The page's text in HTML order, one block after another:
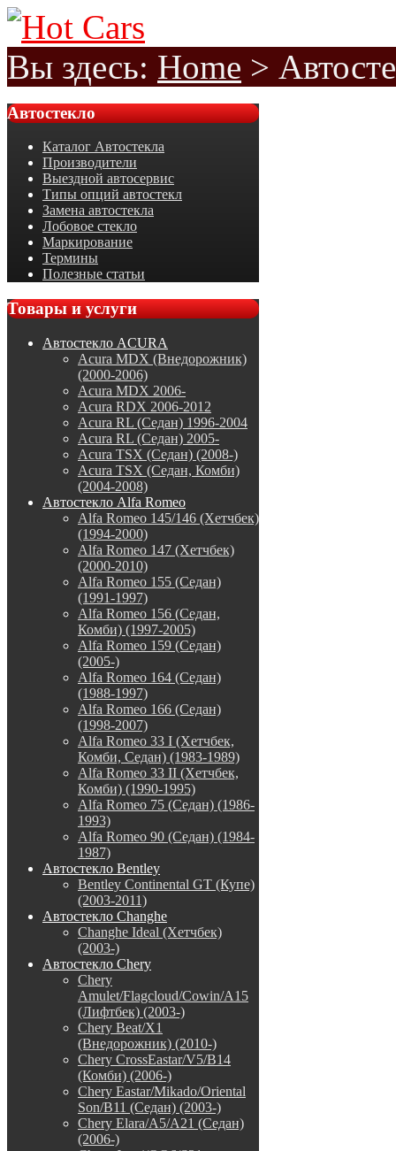
Вы здесь: Home >
Автостекло
Каталог Автостекла
Производители
Выездной автосервис
Типы опций автостекл
Замена автостекла
Лобовое стекло
Маркирование
Термины
Полезные статьи
Товарыи услуги
Автостекло ACURA
Acura MDX (Внедорожник)
(2000-2006)
Acura MDX 2006-
Acura RDX 2006-2012
Acura RL (Седан) 1996-2004
Acura RL (Седан) 2005-
Acura TSX (Седан) (2008-)
Acura TSX (Седан, Комби)
(2004-2008)
Автостекло Alfa Romeo
Alfa Romeo 145/146 (Хетчбек)
(1994-2000)
Alfa Romeo 147 (Хетчбек)
(2000-2010)
Alfa Romeo 155 (Седан)
(1991-1997)
Alfa Romeo 156 (Седан,
Комби) (1997-2005)
Alfa Romeo 159 (Седан)
(2005-)
Alfa Romeo 164 (Седан)
(1988-1997)
Alfa Romeo 166 (Седан)
(1998-2007)
Alfa Romeo 33 I (Хетчбек,
Комби, Седан) (1983-1989)
Alfa Romeo 33 II (Хетчбек,
Комби) (1990-1995)
Alfa Romeo 75 (Седан) (1986-
1993)
Alfa Romeo 90 (Седан) (1984-
1987)
Автостекло Bentley
Bentley Continental GT (Купе)
(2003-2011)
Автостекло Changhe
Changhe Ideal (Хетчбек)
(2003-)
Автостекло Chery
Chery
Amulet/Flagcloud/Cowin/A15
(Лифтбек) (2003-)
Chery Beat/X1
(Внедорожник) (2010-)
Chery CrossEastar/V5/B14
(Комби) (2006-)
Chery Eastar/Mikado/Oriental
Son/B11 (Седан) (2003-)
Chery Elara/A5/A21 (Седан)
(2006-)